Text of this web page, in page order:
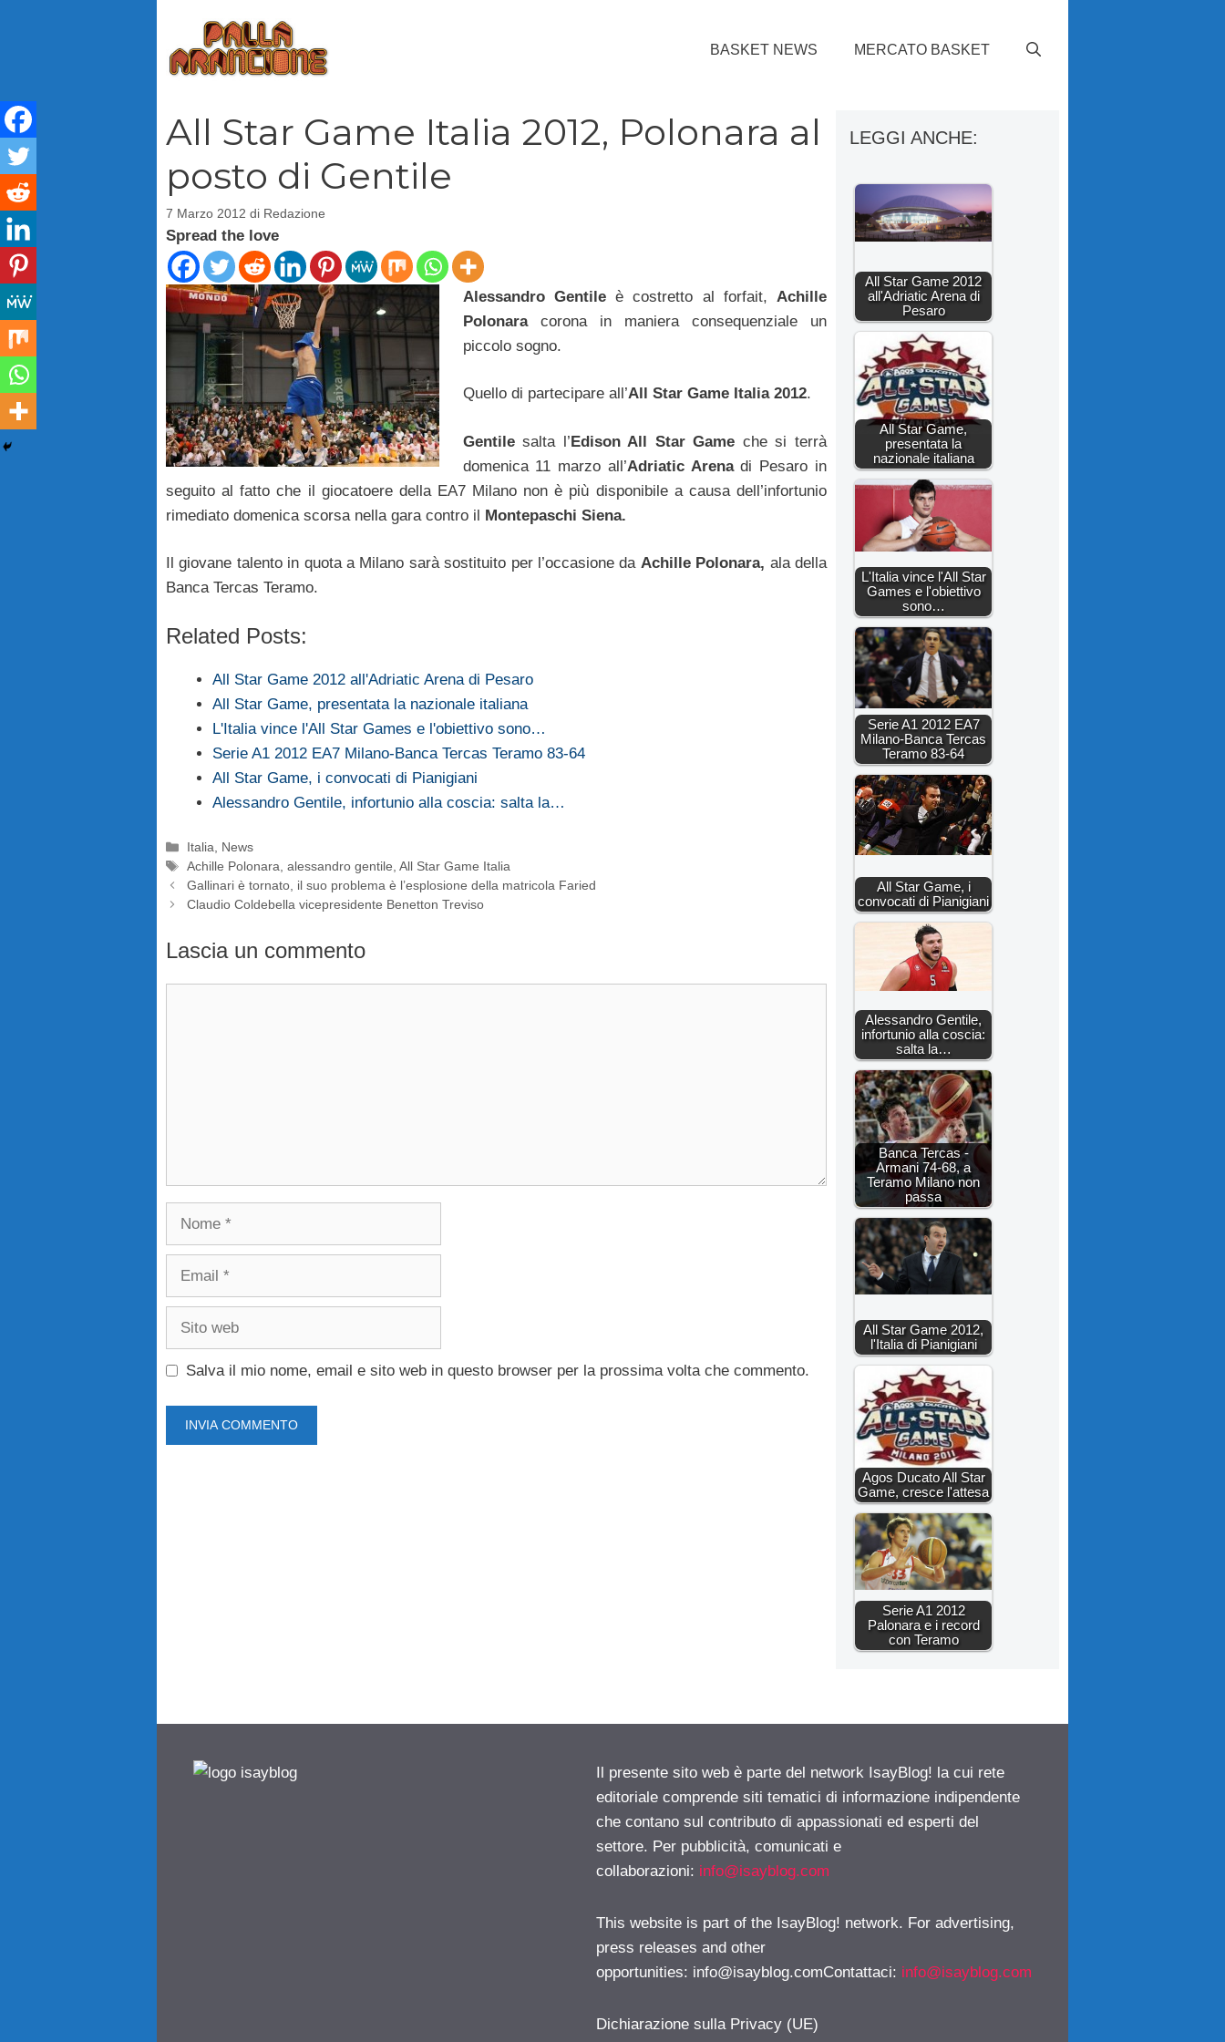
BASKET NEWS MERCATO BASKET
All Star Game Italia 2012, Polonara al
posto di Gentile
7 Marzo 2012 di Redazione
Spread the love
Alessandro Gentileè costretto al forfait, Achille
Polonaracorona in maniera consequenziale un
piccolo sogno.
Quello di partecipare all’All Star Game Italia 2012.
Gentilesalta l’Edison All Star Game che si terrà
domenica 11 marzo all’Adriatic Arenadi Pesaro in
seguito al fatto che il giocatoere della EA7 Milano non è più disponibile a causa dell’infortunio
rimediato domenica scorsa nella gara contro il Montepaschi Siena.
Il giovane talento in quota a Milano sarà sostituito per l’occasione da Achille Polonara, ala della
Banca Tercas Teramo.
Related Posts:
All Star Game 2012 all'Adriatic Arena di Pesaro
All Star Game, presentata la nazionale italiana
L'Italia vince l'All Star Games e l'obiettivo sono…
Serie A1 2012 EA7 Milano-Banca Tercas Teramo 83-64
All Star Game, i convocati di Pianigiani
Alessandro Gentile, infortunio alla coscia: salta la…
Categorie
Italia, News
Tag
Achille Polonara,alessandro gentile,All Star Game Italia
Gallinari è tornato, il suo problema è l’esplosione della matricola Faried
Claudio Coldebella vicepresidente Benetton Treviso
Lascia un commento
Nome
Email
Sito
Salva il mio nome, email e sito web in questo browser per la prossima volta che commento.
LEGGI ANCHE:
All Star Game 2012
all'Adriatic Arena di
Pesaro
All Star Game,
presentata la
nazionale italiana
L'Italia vince l'All Star
Games e l'obiettivo
sono…
Serie A1 2012 EA7
Milano-Banca Tercas
Teramo 83-64
All Star Game, i
convocati di Pianigiani
Alessandro Gentile,
infortunio alla coscia:
salta la…
Banca Tercas -
Armani 74-68, a
Teramo Milano non
passa
All Star Game 2012,
l'Italia di Pianigiani
Agos Ducato All Star
Game, cresce l'attesa
Serie A1 2012
Palonara e i record
con Teramo
Il presente sito web è parte del network IsayBlog! la cui rete
editoriale comprende siti tematici di informazione indipendente
che contano sul contributo di appassionati ed esperti del
settore. Per pubblicità, comunicati e
collaborazioni: info@isayblog.com
This website is part of the IsayBlog! network. For advertising,
press releases and other
opportunities: info@isayblog.comContattaci: info@isayblog.com
Dichiarazione sulla Privacy (UE)